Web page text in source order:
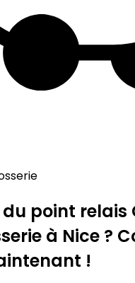
point relais
à Nice ?
!